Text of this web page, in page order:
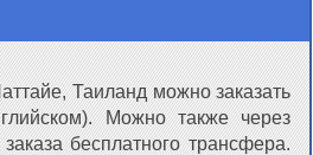
Таиланд можно заказать
Можно также через
бесплатного трансфера.